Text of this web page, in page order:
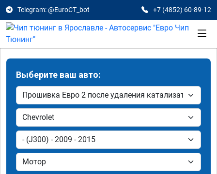
Telegram: @EuroCT_bot +7 (4852) 60-89-12
Выберите ваш авто: